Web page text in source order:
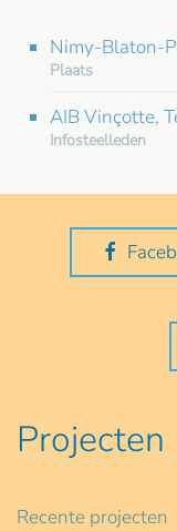
Nimy-Blaton-
Plaats
AIB Vinçotte,
Infosteelleden
Projecten
Recente projecten